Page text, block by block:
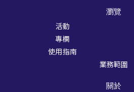
瀏覽
活動
專欄
使用指南
業務範圍
關於